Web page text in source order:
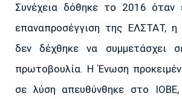
Συνέχεια δόθηκε το 2016 όταν
επαναπροσέγγιση της ΕΛΣΤΑΤ,
δεν δέχθηκε να συμμετάσχει
πρωτοβουλία. Η Ένωση
σε λύση απευθύνθηκε στο